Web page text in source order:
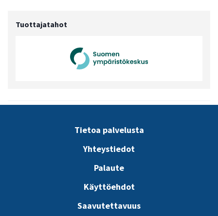
Tuottajatahot
Tietoa palvelusta
Yhteystiedot
Palaute
Käyttöehdot
Saavutettavuus